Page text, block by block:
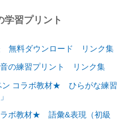
学習プリント
無料ダウンロード リンク集
の練習プリント リンク集
ン コラボ教材★ ひらがな練習
ボ教材★ 語彙&表現（初級